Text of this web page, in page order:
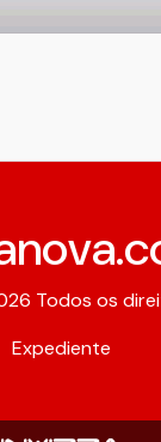
Todos os
Expediente